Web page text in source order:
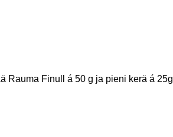
Rauma Finull á 50 g ja pieni kerä á 25g